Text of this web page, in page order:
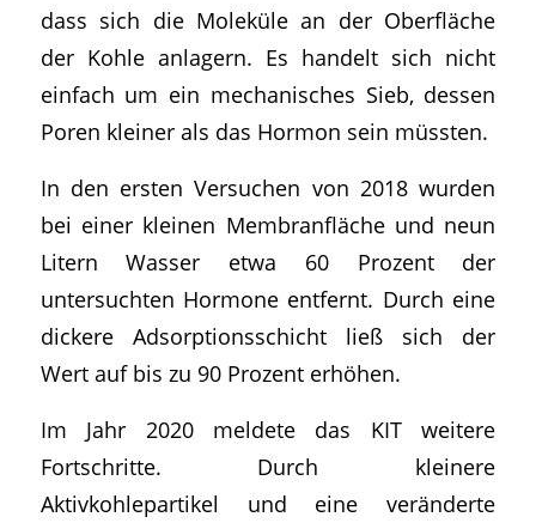
dass sich die Moleküle an der Oberfläche
der Kohle anlagern. Es handelt sich nicht
einfach um ein mechanisches Sieb, dessen
Poren kleiner als das Hormon sein müssten.
In den ersten Versuchen von 2018 wurden
bei einer kleinen Membranfläche und neun
Litern Wasser etwa 60 Prozent der
untersuchten Hormone entfernt. Durch eine
dickere Adsorptionsschicht ließ sich der
Wert auf bis zu 90 Prozent erhöhen.
Im Jahr 2020 meldete das KIT weitere
Fortschritte. Durch kleinere
Aktivkohlepartikel und eine veränderte